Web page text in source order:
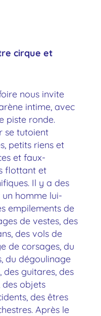
cirque et
nous invite
intime, avec
piste ronde.
se tutoient
petits riens et
et faux-
flottant et
Il y a des
homme lui-
empilements de
de vestes, des
des vols de
de corsages, du
du dégoulinage
des guitares, des
des objets
des êtres
Après le